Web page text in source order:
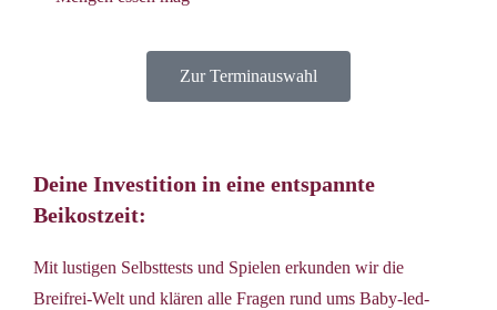
Zur Terminauswahl
Deine Investition in eine entspannte
Beikostzeit:
Mit lustigen Selbsttests und Spielen erkunden wir die
Breifrei-Welt und klären alle Fragen rund ums Baby-led-